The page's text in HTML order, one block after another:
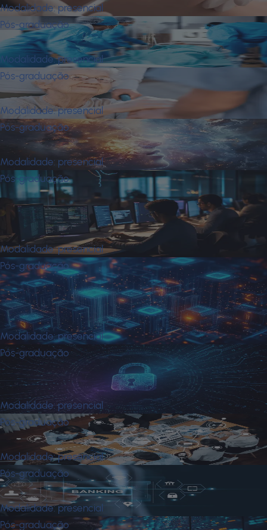
Modalidade: presencial
Pós-graduação
Fisioterapia Hospitalar e Emergência
Modalidade: presencial
Pós-graduação
Gerontologia
Modalidade: presencial
Pós-graduação
Jung, Religião e Espiritualidade
Modalidade: presencial
Pós-graduação
Master em Information Systems em
Arquitetura e Engenharia de
Software
Modalidade: presencial
Pós-graduação
Master em Information Technology
em Gestão das Operações e
Infraestrutura de Ti
Modalidade: presencial
Pós-graduação
Master em Information Technology
em Gestão de Cibersegurança
Modalidade: presencial
Pós-graduação
Master In Business Communication
Modalidade: presencial
Pós-graduação
Mba em Banking
Modalidade: presencial
Pós-graduação